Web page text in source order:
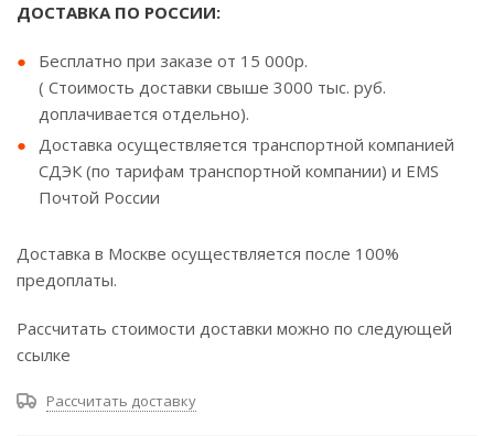
ДОСТАВКА ПО РОССИИ:
Бесплатно при заказе от 15 000р.
( Стоимость доставки свыше 3000 тыс. руб.
доплачивается отдельно).
Доставка осуществляется транспортной компанией
СДЭК (по тарифам транспортной компании) и EMS
Почтой России
Доставка в Москве осуществляется после 100%
предоплаты.
Рассчитать стоимости доставки можно по следующей
ссылке
Рассчитать доставку